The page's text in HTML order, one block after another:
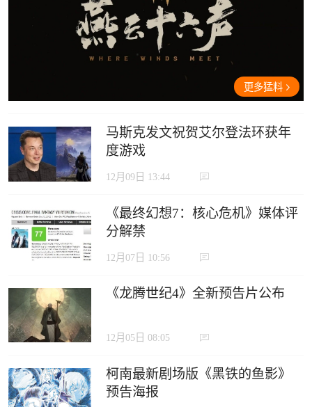
更多猛料
马斯克发文祝贺艾尔登法环获年
度游戏
12月09日 13:44
《最终幻想7：核心危机》媒体评
分解禁
12月07日 10:56
《龙腾世纪4》全新预告片公布
12月05日 08:05
柯南最新剧场版《黑铁的鱼影》
预告海报